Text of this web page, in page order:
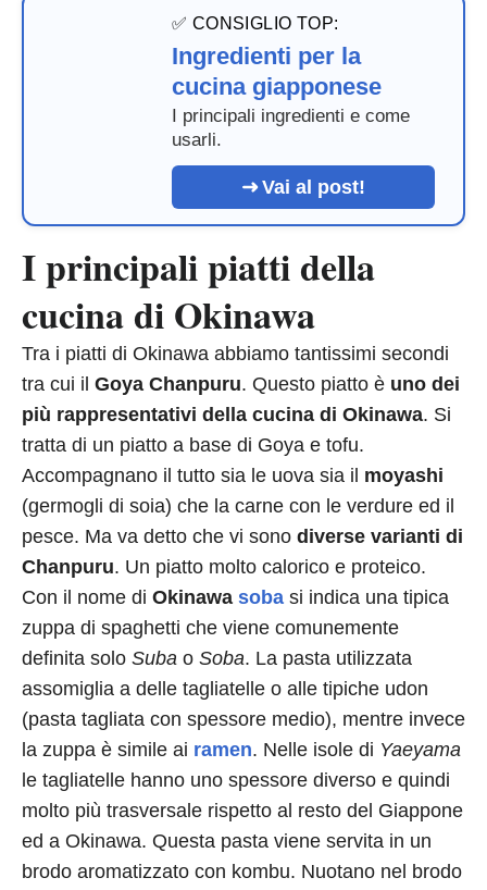
✅ CONSIGLIO TOP:
Ingredienti per la
cucina giapponese
I principali ingredienti e come
usarli.
Vai al post!
I principali piatti della
cucina di Okinawa
Tra i piatti di Okinawa abbiamo tantissimi secondi
tra cui il Goya Chanpuru. Questo piatto è uno dei
più rappresentativi della cucina di Okinawa. Si
tratta di un piatto a base di Goya e tofu.
Accompagnano il tutto sia le uova sia il moyashi
(germogli di soia) che la carne con le verdure ed il
pesce. Ma va detto che vi sono diverse varianti di
Chanpuru. Un piatto molto calorico e proteico.
Con il nome di Okinawa soba si indica una tipica
zuppa di spaghetti che viene comunemente
definita solo Suba o Soba. La pasta utilizzata
assomiglia a delle tagliatelle o alle tipiche udon
(pasta tagliata con spessore medio), mentre invece
la zuppa è simile ai ramen. Nelle isole di Yaeyama
le tagliatelle hanno uno spessore diverso e quindi
molto più trasversale rispetto al resto del Giappone
ed a Okinawa. Questa pasta viene servita in un
brodo aromatizzato con kombu. Nuotano nel brodo